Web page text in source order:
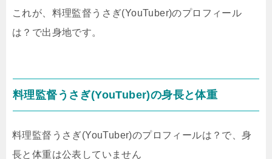
これが、料理監督うさぎ(YouTuber)のプロフィール
は？で出身地です。
料理監督うさぎ(YouTuber)の身長と体重
料理監督うさぎ(YouTuber)のプロフィールは？で、身
長と体重は公表していません